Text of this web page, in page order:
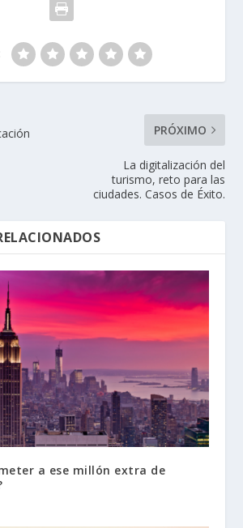
PRÓXIMO
La digitalización del
turismo, reto para las
ciudades. Casos de Éxito.
a ese millón extra de